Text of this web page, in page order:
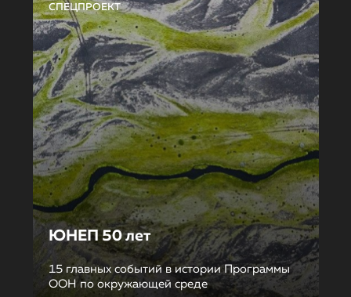
СПЕЦПРОЕКТ
ЮНЕП 50 лет
15 главных событий в истории Программы
ООН по окружающей среде